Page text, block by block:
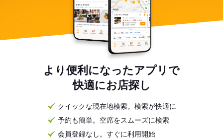
より便利になったアプリで
快適にお店探し
クイックな現在地検索。検索が快適に
予約も簡単。空席をスムーズに検索
会員登録なし。すぐに利用開始